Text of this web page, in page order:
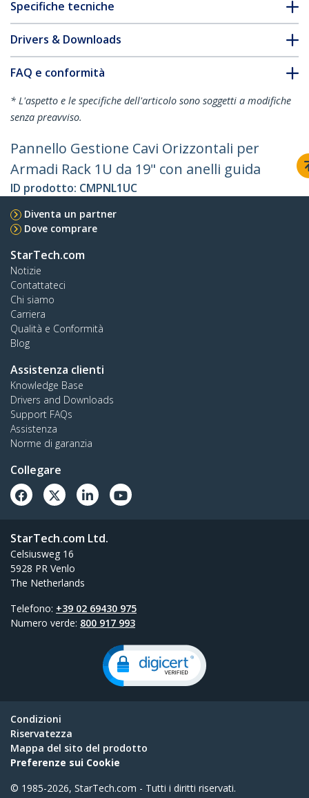
Specifiche tecniche
Drivers & Downloads
FAQ e conformità
* L'aspetto e le specifiche dell'articolo sono soggetti a modifiche
senza preavviso.
Pannello Gestione Cavi Orizzontali per
Armadi Rack 1U da 19" con anelli guida
ID prodotto: CMPNL1UC
Diventa un partner
Dove comprare
StarTech.com
Notizie
Contattateci
Chi siamo
Carriera
Qualità e Conformità
Blog
Assistenza clienti
Knowledge Base
Drivers and Downloads
Support FAQs
Assistenza
Norme di garanzia
Collegare
StarTech.com Ltd.
Celsiusweg 16
5928 PR Venlo
The Netherlands
Telefono: +39 02 69430 975
Numero verde: 800 917 993
Condizioni
Riservatezza
Mappa del sito del prodotto
Preferenze sui Cookie
© 1985-2026, StarTech.com - Tutti i diritti riservati.